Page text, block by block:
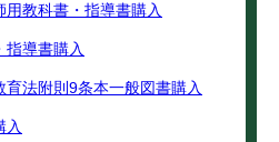
教科書・指導書購入
指導書購入
法附則9条本一般図書購入
入